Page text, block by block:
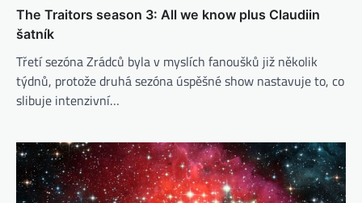
The Traitors season 3: All we know plus Claudiin
šatník
Třetí sezóna Zrádců byla v myslích fanoušků již několik
týdnů, protože druhá sezóna úspěšné show nastavuje to, co
slibuje intenzivní…